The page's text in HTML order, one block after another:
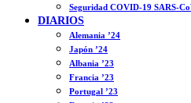
Seguridad COVID-19 SARS-
DIARIOS
Alemania ’24
Japón ’24
Albania ’23
Francia ’23
Portugal ’23